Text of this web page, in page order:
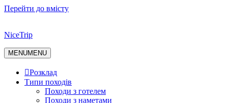
Перейти до вмісту
NiceTrip
MENUMENU
Розклад
Типи походів
Походи з готелем
Походи з наметами